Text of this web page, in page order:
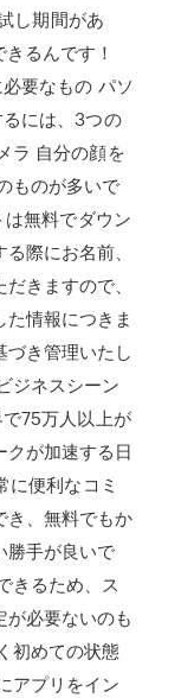
し期間があ
るんです！
要なもの パソ
には、3つの
ラ 自分の顔を
ものが多いで
無料でダウン
際にお名前、
きますので、
情報につきま
づき管理いたし
ジネスシーン
75万人以上が
が加速する日
便利なコミ
き、無料でもか
勝手が良いで
きるため、ス
必要ないのも
初めての状態
アプリをイン